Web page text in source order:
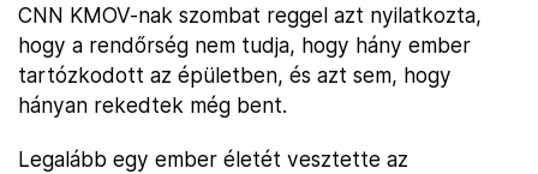
CNN KMOV-nak szombat reggel azt nyilatkozta,
hogy a rendőrség nem tudja, hogy hány ember
tartózkodott az épületben, és azt sem, hogy
hányan rekedtek még bent.
Legalább egy ember életét vesztette az